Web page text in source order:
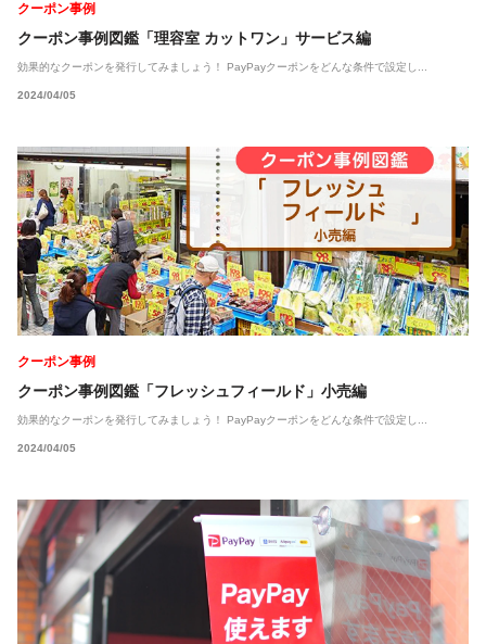
クーポン事例
クーポン事例図鑑「理容室 カットワン」サービス編
効果的なクーポンを発行してみましょう！ PayPayクーポンをどんな条件で設定し...
2024/04/05
クーポン事例
クーポン事例図鑑「フレッシュフィールド」小売編
効果的なクーポンを発行してみましょう！ PayPayクーポンをどんな条件で設定し...
2024/04/05